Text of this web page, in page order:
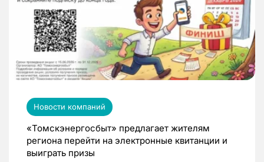
Новости компаний
«Томскэнергосбыт» предлагает жителям
региона перейти на электронные квитанции и
выиграть призы